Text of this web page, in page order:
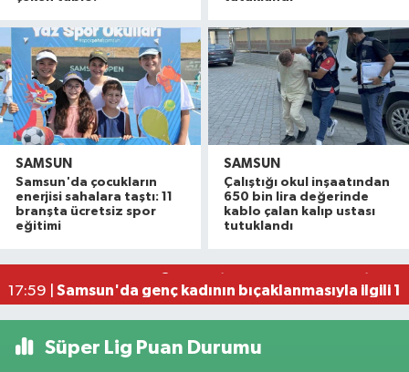
SAMSUN
Samsun'da çocukların
enerjisi sahalara taştı: 11
branşta ücretsiz spor
eğitimi
SAMSUN
Çalıştığı okul inşaatından
650 bin lira değerinde
kablo çalan kalıp ustası
tutuklandı
22:58 |İller Arası Muay Thai Açık Hava Turnuvası
22:36 |Konteyner ev alevlere teslim oldu
19:59 | NebiyanFest başladı: 7 yaşındaki çocuktan
17:59 | Samsun'da genç kadının bıçaklanmasıyla ilgili
Süper Lig Puan Durumu